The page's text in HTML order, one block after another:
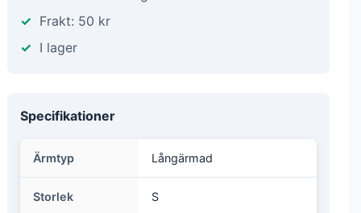
Frakt: 50 kr
I lager
Specifikationer
Ärmtyp Långärmad
Storlek S